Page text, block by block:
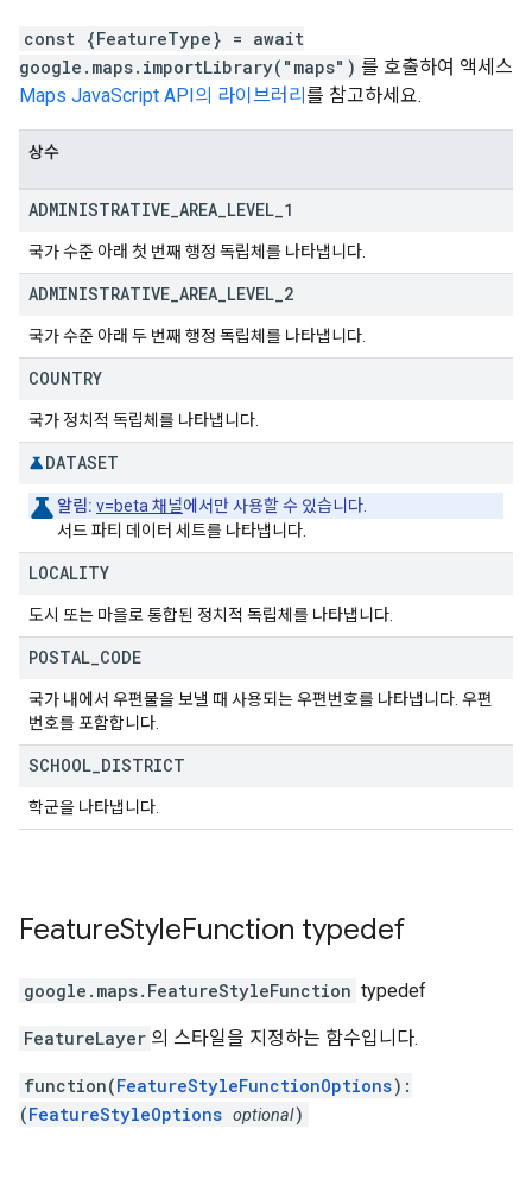
const {FeatureType} = await
google.maps.importLibrary("maps") 를 호출하여 액세스
Maps JavaScript API의 라이브러리 를 참고하세요.
상수
ADMINISTRATIVE AREA LEVEL 1
국가 수준 아래 첫 번째 행정 독립체를 나타냅니다.
ADMINISTRATIVE AREA LEVEL 2
국가 수준 아래 두 번째 행정 독립체를 나타냅니다.
COUNTRY
국가 정치적 독립체를 나타냅니다.
DATASET
알림: v=beta 채널에서만 사용할 수 있습니다.
서드 파티 데이터 세트를 나타냅니다.
LOCALITY
도시 또는 마을로 통합된 정치적 독립체를 나타냅니다.
POSTAL CODE
국가 내에서 우편물을 보낼 때 사용되는 우편번호를 나타냅니다. 우편
번호를 포함합니다.
SCHOOL DISTRICT
학군을 나타냅니다.
FeatureStyleFunction typedef
google.maps. FeatureStyleFunction typedef
FeatureLayer 의 스타일을 지정하는 함수입니다.
function(FeatureStyleFunctionOptions):
(FeatureStyleOptions optional)